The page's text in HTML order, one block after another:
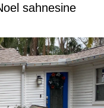
sahnesine